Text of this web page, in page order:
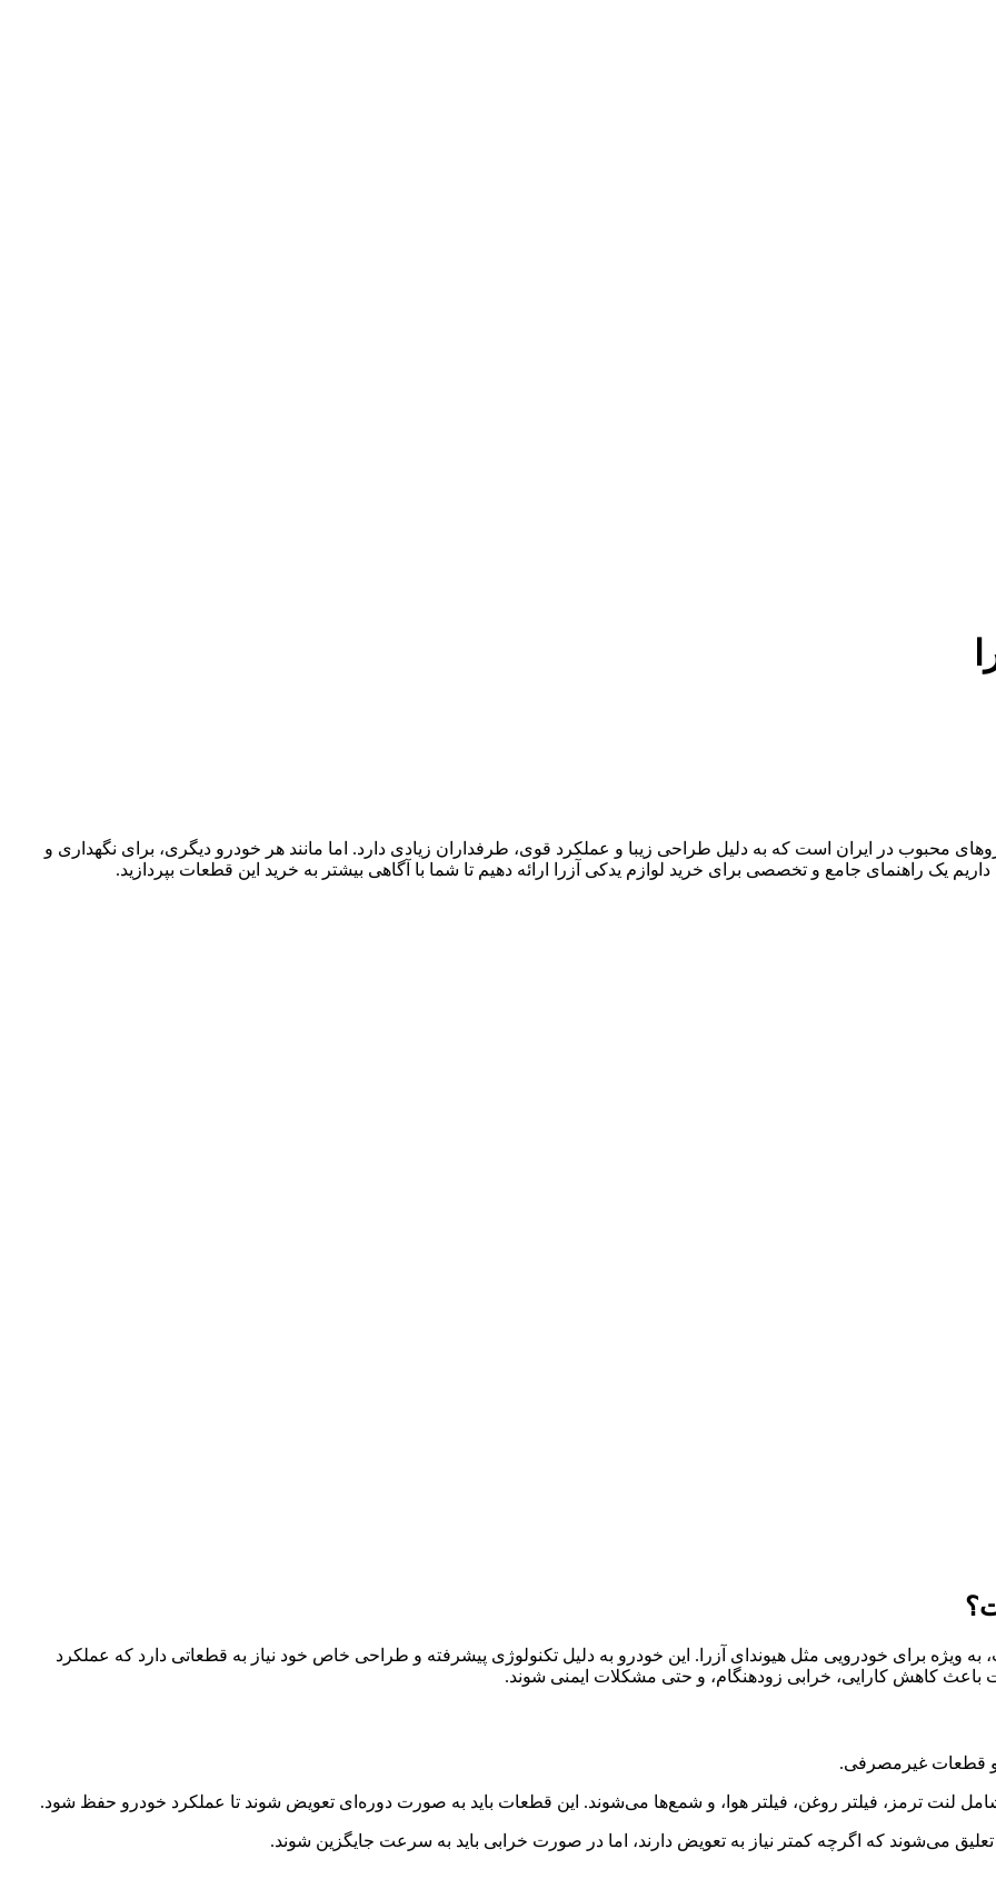
محبوب در ایران است که به دلیل طراحی زیبا و عملکرد قوی، طرفداران زیادی دارد. اما مانند هر خودرو دیگری، برای نگهداری و
یک راهنمای جامع و تخصصی برای خرید لوازم یدکی آزرا ارائه دهیم تا شما با آگاهی بیشتر به خرید این قطعات بپردازید.
برای خودرویی مثل هیوندای آزرا. این خودرو به دلیل تکنولوژی پیشرفته و طراحی خاص خود نیاز به قطعاتی دارد که عملکرد
کاهش کارایی، خرابی زودهنگام، و حتی مشکلات ایمنی شوند.
و قطعات غیرمصرفی.